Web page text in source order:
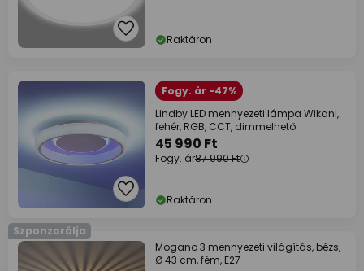
Raktáron
Fogy. ár -47%
Lindby LED mennyezeti lámpa Wikani,
fehér, RGB, CCT, dimmelhető
45 990 Ft
Fogy. ár87 990 Ft
Raktáron
Szponzorálja
Mogano 3 mennyezeti világítás, bézs,
Ø 43 cm, fém, E27